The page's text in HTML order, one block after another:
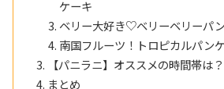
ケーキ
ベリー大好き♡ベリーベリーパ
南国フルーツ！トロピカルパン
【パニラニ】オススメの時間帯は
まとめ